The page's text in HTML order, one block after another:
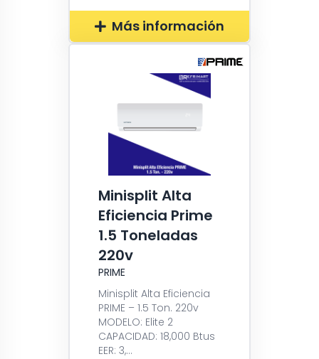
Más información
Minisplit Alta
Eficiencia Prime
1.5 Toneladas
220v
PRIME
Minisplit Alta Eficiencia
PRIME – 1.5 Ton. 220v
MODELO: Elite 2
CAPACIDAD: 18,000 Btus
EER: 3,...